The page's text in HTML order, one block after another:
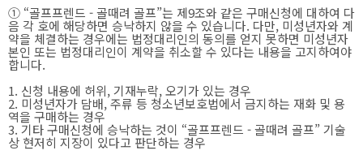
① “골프프렌드 - 골때려 골프”는 제9조와 같은 구매신청에 대하여 다
음 각 호에 해당하면 승낙하지 않을 수 있습니다. 다만, 미성년자와 계
약을 체결하는 경우에는 법정대리인의 동의를 얻지 못하면 미성년자
본인 또는 법정대리인이 계약을 취소할 수 있다는 내용을 고지하여야
합니다.
1. 신청 내용에 허위, 기재누락, 오기가 있는 경우
2. 미성년자가 담배, 주류 등 청소년보호법에서 금지하는 재화 및 용
역을 구매하는 경우
3. 기타 구매신청에 승낙하는 것이 “골프프렌드 - 골때려 골프” 기술
상 현저히 지장이 있다고 판단하는 경우